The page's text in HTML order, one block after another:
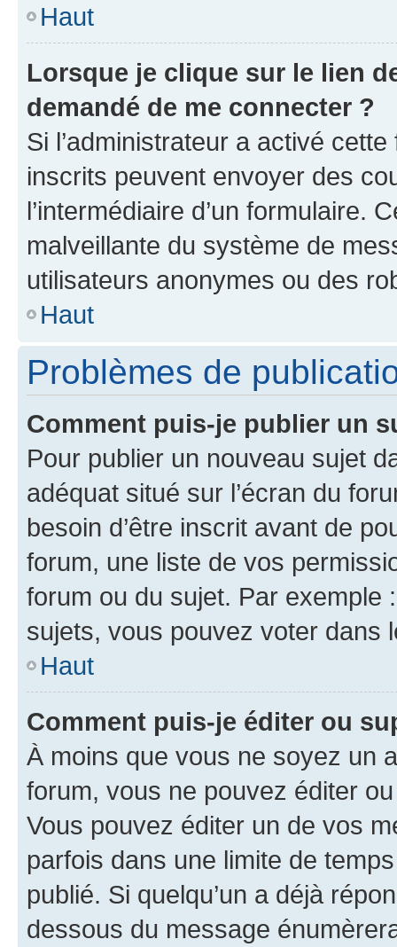
Haut
Lorsque je clique sur le lien
demandé de me connecter ?
Si l’administrateur a activé
inscrits peuvent envoyer des
l’intermédiaire d’un formulaire.
malveillante du système de
utilisateurs anonymes ou des
Haut
Problèmes de
Comment puis-je publier un
Pour publier un nouveau sujet
adéquat situé sur l’écran du
besoin d’être inscrit avant de
forum, une liste de vos
forum ou du sujet. Par exemple
sujets, vous pouvez voter dans
Haut
Comment puis-je éditer ou
À moins que vous ne soyez un
forum, vous ne pouvez éditer
Vous pouvez éditer un de vos
parfois dans une limite de
publié. Si quelqu’un a déjà
dessous du message